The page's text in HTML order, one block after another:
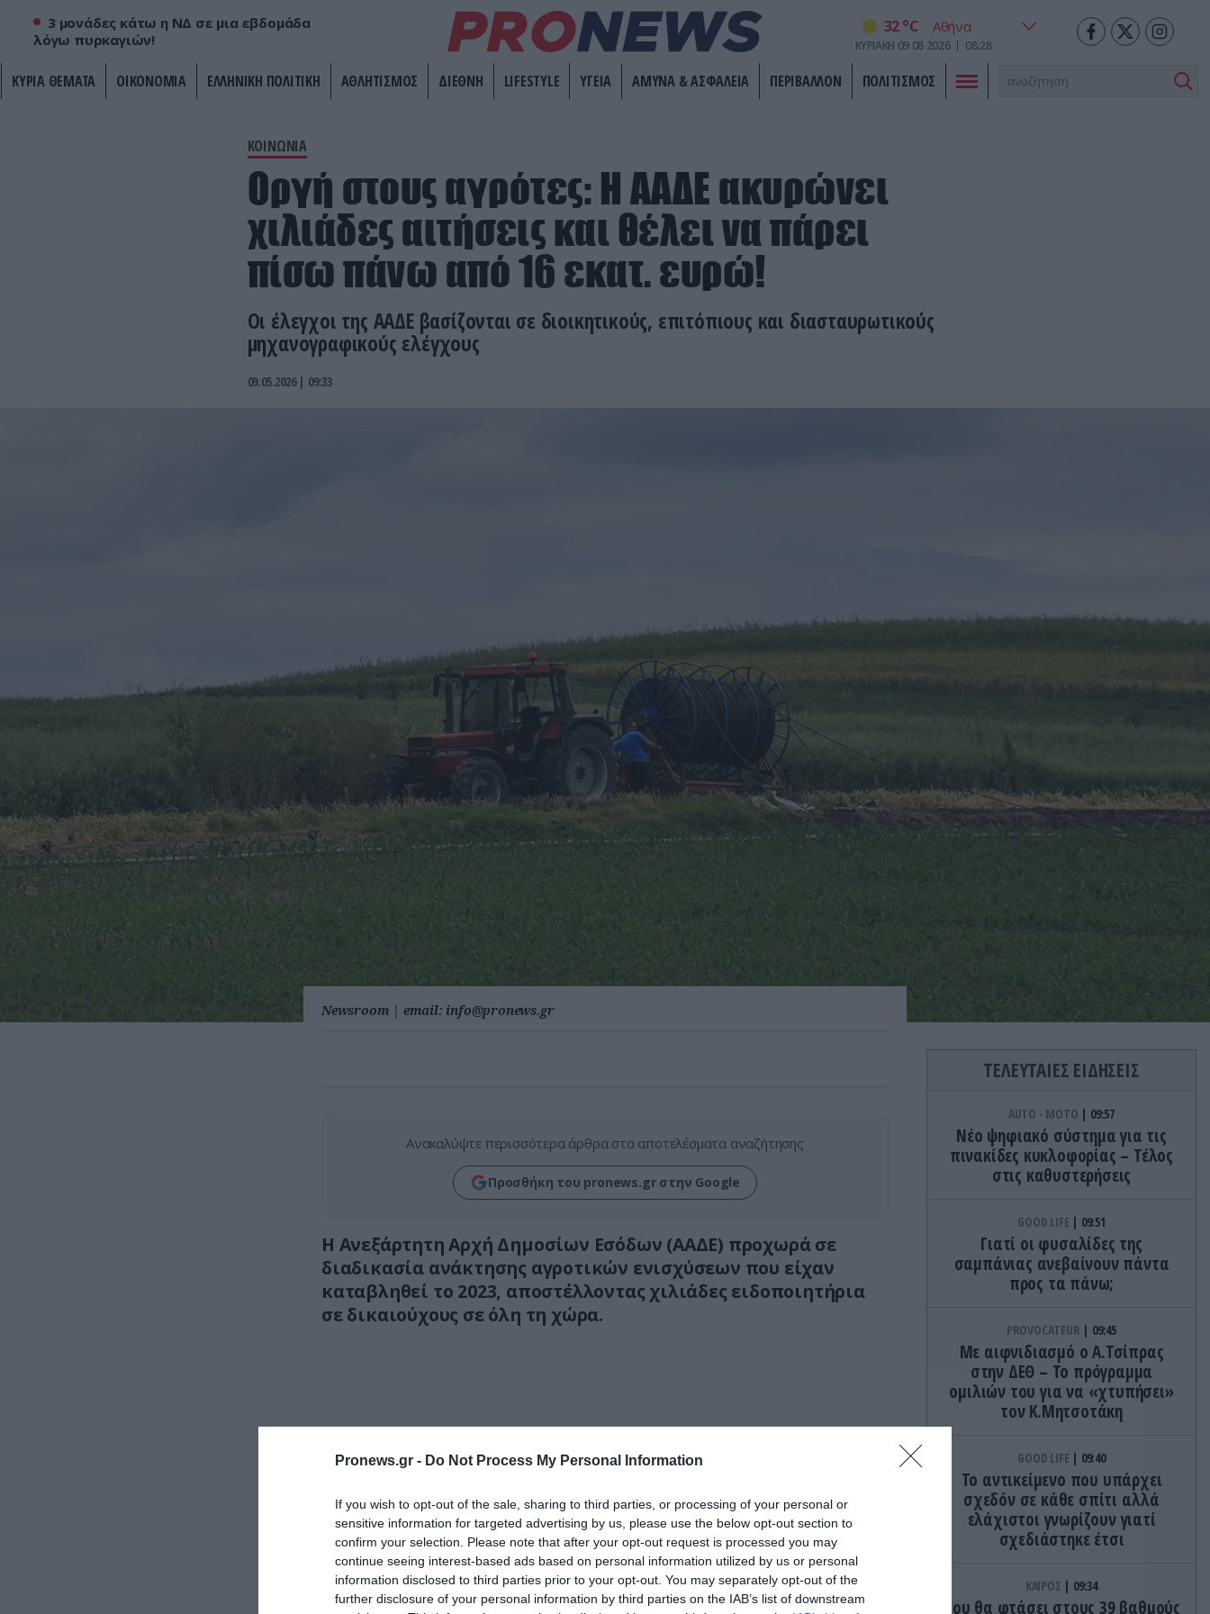
Pronews.gr - Do Not Process My Personal Information
If you wish to opt-out of the sale, sharing to third parties, or processing of your personal or
sensitive information for targeted advertising by us, please use the below opt-out section to
confirm your selection. Please note that after your opt-out request is processed you may
continue seeing interest-based ads based on personal information utilized by us or personal
information disclosed to third parties prior to your opt-out. You may separately opt-out of the
further disclosure of your personal information by third parties on the IAB’s list of downstream
3 μονάδες κάτω η ΝΔ σε μια εβδομάδα
λόγω πυρκαγιών!
32 oC
ΚΥΡΙΑΚΗ 09 08 2026 08:28
ΚΥΡΙΑ ΘΕΜΑΤΑ ΟΙΚΟΝΟΜΙΑ ΕΛΛΗΝΙΚΗ ΠΟΛΙΤΙΚΗ ΑΘΛΗΤΙΣΜΟΣ ΔΙΕΘΝΗ LIFESTYLE ΥΓΕΙΑ ΑΜΥΝΑ & ΑΣΦΑΛΕΙΑ ΠΕΡΙΒΑΛΛΟΝ ΠΟΛΙΤΙΣΜΟΣ
ΚΟΙΝΩΝΙΑ
Οργή στους αγρότες: H ΑΑΔΕ ακυρώνει
χιλιάδες αιτήσεις και θέλει να πάρει
πίσω πάνω από 16 εκατ. ευρώ!
Οι έλεγχοι της ΑΑΔΕ βασίζονται σε διοικητικούς, επιτόπιους και διασταυρωτικούς
μηχανογραφικούς ελέγχους
09.05.2026 | 09:33
Newsroom | email: info@pronews.gr
Ανακαλύψτε περισσότερα άρθρα στα αποτελέσματα αναζήτησης
Προσθήκη του pronews.gr στην Google
Η Ανεξάρτητη Αρχή Δημοσίων Εσόδων (ΑΑΔΕ) προχωρά σε
διαδικασία ανάκτησης αγροτικών ενισχύσεων που είχαν
καταβληθεί το 2023, αποστέλλοντας χιλιάδες ειδοποιητήρια
σε δικαιούχους σε όλη τη χώρα.
ΤΕΛΕΥΤΑΙΕΣ ΕΙΔΗΣΕΙΣ
AUTO - MOTO 09:57
Νέο ψηφιακό σύστημα για τις
πινακίδες κυκλοφορίας – Τέλος
στις καθυστερήσεις
GOOD LIFE 09:51
Γιατί οι φυσαλίδες της
σαμπάνιας ανεβαίνουν πάντα
προς τα πάνω;
PROVOCATEUR 09:45
Με αιφνιδιασμό ο Α.Τσίπρας
στην ΔΕΘ – Το πρόγραμμα
ομιλιών του για να «χτυπήσει»
τον Κ.Μητσοτάκη
GOOD LIFE 09:40
Το αντικείμενο που υπάρχει
σχεδόν σε κάθε σπίτι αλλά
ελάχιστοι γνωρίζουν γιατί
σχεδιάστηκε έτσι
ΚΑΙΡΟΣ 09:34
Που θα φτάσει στους 39 βαθμούς